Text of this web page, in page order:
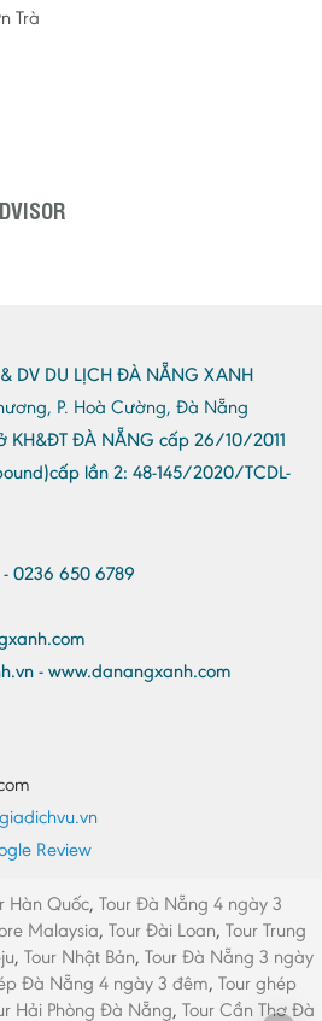
Trà
DV DU LỊCH ĐÀ NẴNG XANH
P. Hoà Cường, Đà Nẵng
KH&ĐT ĐÀ NẴNG cấp 26/10/2011
lần 2: 48-145/2020/TCDL-
0236 650 6789
- www.danangxanh.com
Review
Hàn Quốc, Tour Đà Nẵng 4 ngày 3
Malaysia, Tour Đài Loan, Tour Trung
, Tour Nhật Bản, Tour Đà Nẵng 3 ngày
Đà Nẵng 4 ngày 3 đêm, Tour ghép
Hải Phòng Đà Nẵng, Tour Cần Thơ Đà